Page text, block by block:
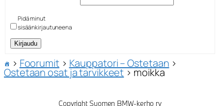
Pidä minut
sisäänkirjautuneena
Kirjaudu
› Foorumit › Kauppatori – Ostetaan ›
Ostetaan osat ja tarvikkeet›moikka
Copyright Suomen BMW-kerho ry